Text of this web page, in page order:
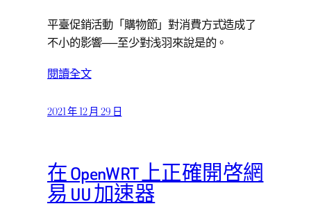
平臺促銷活動「購物節」對消費方式造成了
不小的影響──至少對浅羽來說是的。
閱讀全文
2021 年 12 月 29 日
在 OpenWRT 上正確開啓網
易 UU 加速器